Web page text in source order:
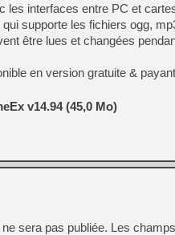
les interfaces entre PC et
supporte les fichiers ogg,
être lues et changées
en version gratuite &
v14.94 (45,0 Mo)
sera pas publiée. Les